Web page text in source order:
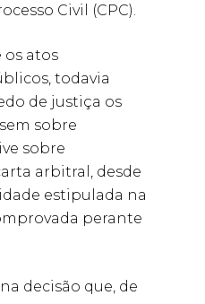
Civil (CPC).
os atos
todavia
de justiça os
sobre
sobre
arbitral, desde
estipulada na
perante
decisão que, de